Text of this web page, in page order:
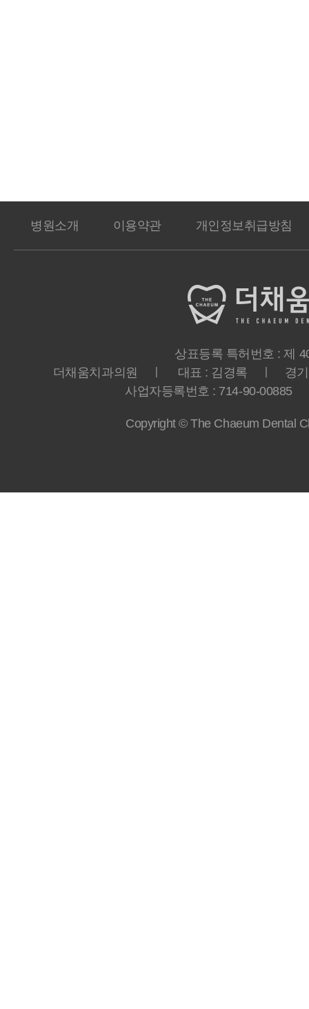
병원소개 이용약관 개인정보취급방침
상표등록 특허번호 : 제
더채움치과의원 ㅣ 대표 : 김경록 ㅣ 경기
사업자등록번호 : 714-90-00885
Copyright © The Chaeum Dental